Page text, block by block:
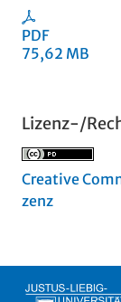
PDF
75,62 MB
Lizenz-/
Creative
zenz